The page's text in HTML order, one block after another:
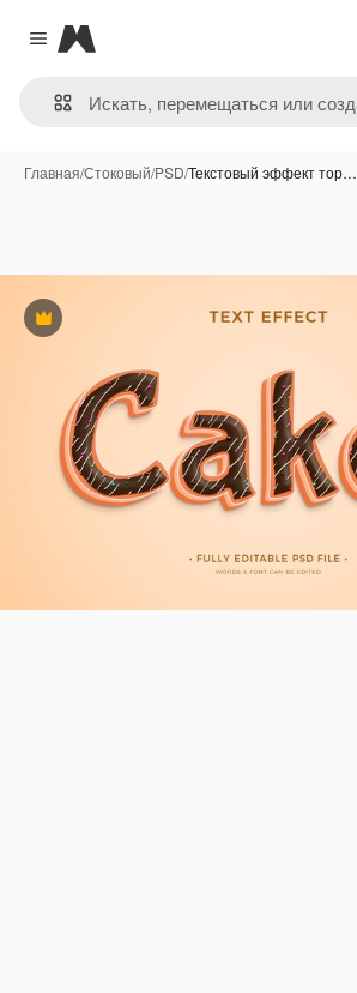
Close menu
Magnific
Главная/Стоковый/PSD/Текстовый эффект тор…
Премиум